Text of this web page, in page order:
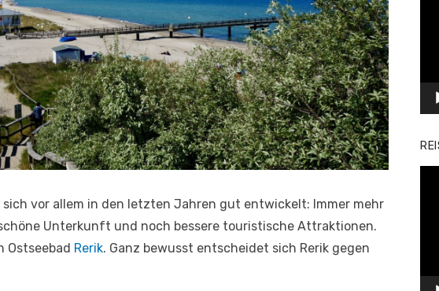
sich vor allem in den letzten Jahren gut entwickelt: Immer mehr
Unterkunft und noch bessere touristische Attraktionen.
Ostseebad Rerik. Ganz bewusst entscheidet sich Rerik gegen